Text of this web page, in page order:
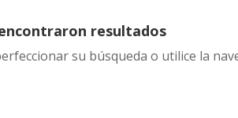
resultados
su búsqueda o utilice la